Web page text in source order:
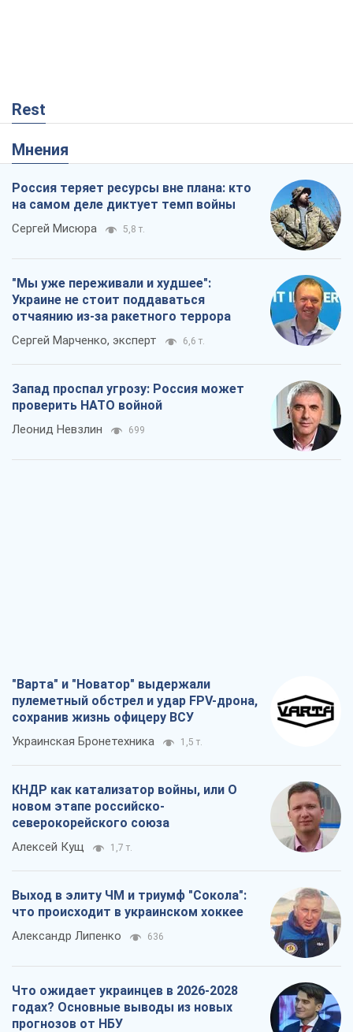
Rest
Мнения
Россия теряет ресурсы вне плана: кто
на самом деле диктует темп войны
Сергей Мисюра 5,8 т.
"Мы уже переживали и худшее":
Украине не стоит поддаваться
отчаянию из-за ракетного террора
Сергей Марченко, эксперт 6,6 т.
Запад проспал угрозу: Россия может
проверить НАТО войной
Леонид Невзлин 699
"Варта" и "Новатор" выдержали
пулеметный обстрел и удар FPV-дрона,
сохранив жизнь офицеру ВСУ
Украинская Бронетехника 1,5 т.
КНДР как катализатор войны, или О
новом этапе российско-
северокорейского союза
Алексей Кущ 1,7 т.
Выход в элиту ЧМ и триумф "Сокола":
что происходит в украинском хоккее
Александр Липенко 636
Что ожидает украинцев в 2026-2028
годах? Основные выводы из новых
прогнозов от НБУ